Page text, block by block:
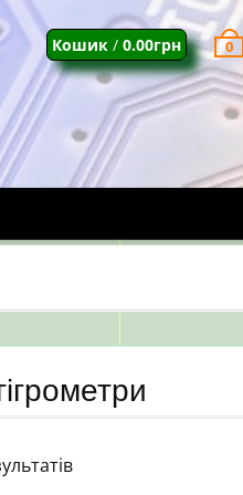
Кошик / 0.00грн 0